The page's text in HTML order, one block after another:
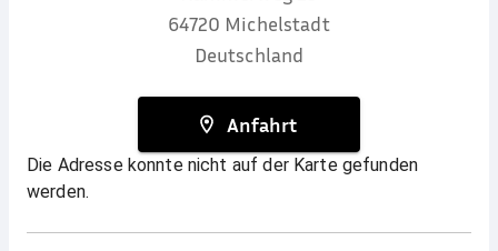
64720 Michelstadt
Deutschland
Anfahrt
Die Adresse konnte nicht auf der Karte gefunden
werden.